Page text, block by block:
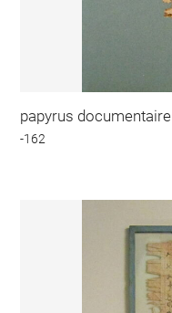
papyrus documentaire
-162